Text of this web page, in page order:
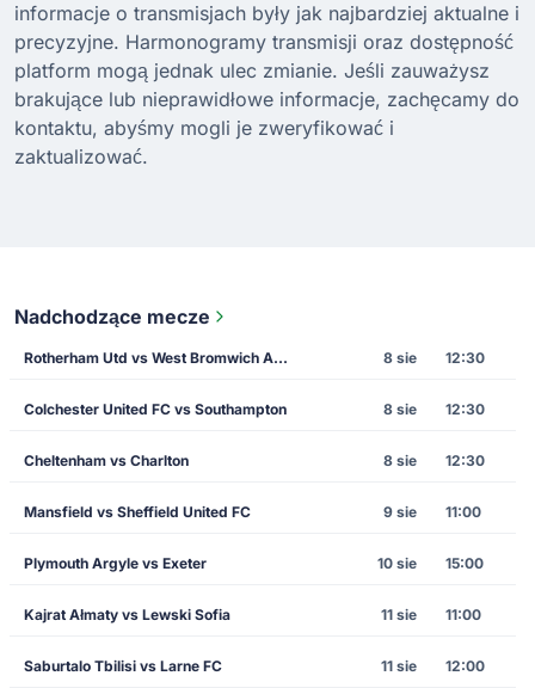
informacje o transmisjach były jak najbardziej aktualne i
precyzyjne. Harmonogramy transmisji oraz dostępność
platform mogą jednak ulec zmianie. Jeśli zauważysz
brakujące lub nieprawidłowe informacje, zachęcamy do
kontaktu, abyśmy mogli je zweryfikować i
zaktualizować.
Nadchodzące mecze
Rotherham Utd vs West Bromwich Albion 8 sie 12:30
Colchester United FC vs Southampton 8 sie 12:30
Cheltenham vs Charlton 8 sie 12:30
Mansfield vs Sheffield United FC 9 sie 11:00
Plymouth Argyle vs Exeter 10 sie 15:00
Kajrat Ałmaty vs Lewski Sofia 11 sie 11:00
Saburtalo Tbilisi vs Larne FC 11 sie 12:00